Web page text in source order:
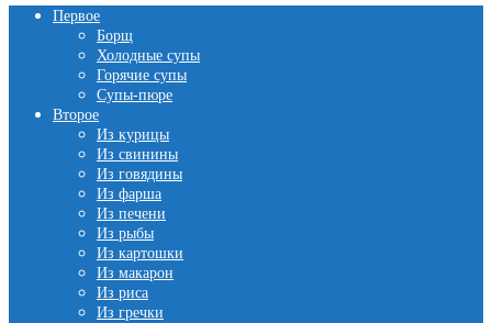
Первое
Борщ
Холодные супы
Горячие супы
Супы-пюре
Второе
Из курицы
Из свинины
Из говядины
Из фарша
Из печени
Из рыбы
Из картошки
Из макарон
Из риса
Из гречки